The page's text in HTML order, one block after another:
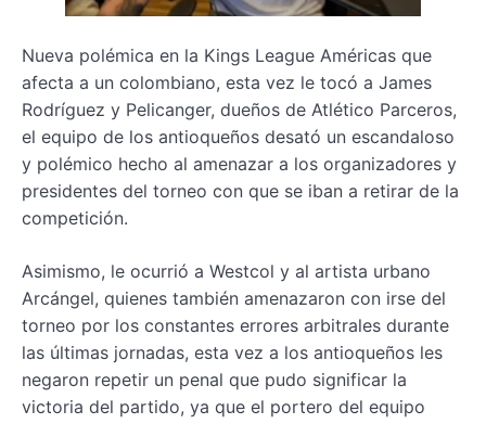
Nueva polémica en la Kings League Américas que
afecta a un colombiano, esta vez le tocó a James
Rodríguez y Pelicanger, dueños de Atlético Parceros,
el equipo de los antioqueños desató un escandaloso
y polémico hecho al amenazar a los organizadores y
presidentes del torneo con que se iban a retirar de la
competición.
Asimismo, le ocurrió a Westcol y al artista urbano
Arcángel, quienes también amenazaron con irse del
torneo por los constantes errores arbitrales durante
las últimas jornadas, esta vez a los antioqueños les
negaron repetir un penal que pudo significar la
victoria del partido, ya que el portero del equipo